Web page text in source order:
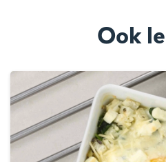
Ook